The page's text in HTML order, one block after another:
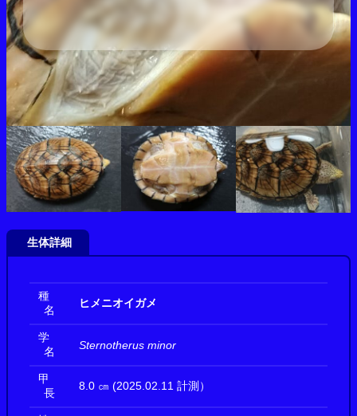
生体詳細
種
名
ヒメニオイガメ
学
名
Sternotherus minor
甲
長
8.0 ㎝ (2025.02.11 計測）